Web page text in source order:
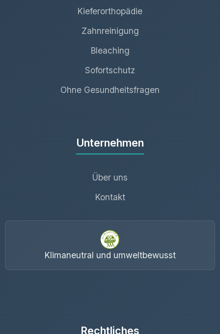
Kieferorthopädie
Zahnreinigung
Bleaching
Sofortschutz
Ohne Gesundheitsfragen
Unternehmen
Über uns
Kontakt
Klimaneutral und umweltbewusst
Rechtliches